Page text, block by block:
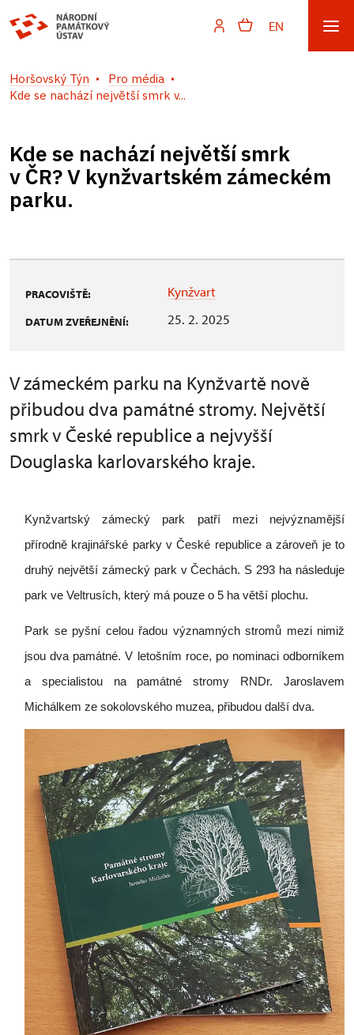
EN
Horšovský Týn
Pro média
Kde se nachází největší smrk v...
Kde se nachází největší smrk
v ČR? V kynžvartském zámeckém
parku.
PRACOVIŠTĚ: Kynžvart
DATUM ZVEŘEJNĚNÍ: 25. 2. 2025
V zámeckém parku na Kynžvartě nově
přibudou dva památné stromy. Největší
smrk v České republice a nejvyšší
Douglaska karlovarského kraje.
Kynžvartský zámecký park patří mezi nejvýznamější
přírodně krajinářské parky v České republice a zároveň je to
druhý největší zámecký park v Čechách. S 293 ha následuje
park ve Veltrusích, který má pouze o 5 ha větší plochu.
Park se pyšní celou řadou významných stromů mezi nimiž
jsou dva památné. V letošním roce, po nominaci odborníkem
a specialistou na památné stromy RNDr. Jaroslavem
Michálkem ze sokolovského muzea, přibudou další dva.